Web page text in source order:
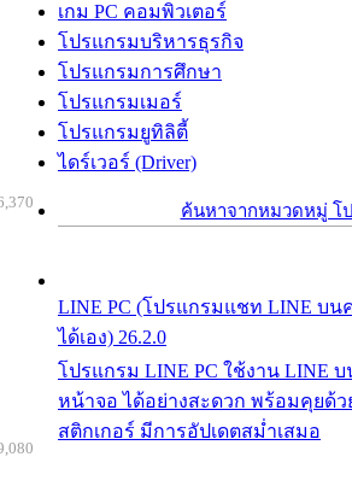
เกม PC คอมพิวเตอร์
โปรแกรมบริหารธุรกิจ
โปรแกรมการศึกษา
โปรแกรมเมอร์
โปรแกรมยูทิลิตี้
ไดร์เวอร์ (Driver)
ค้นหาจากหมวดหมู่ โ
LINE PC (โปรแกรมแชท LINE บน
ได้เอง) 26.2.0
โปรแกรม LINE PC ใช้งาน LINE
หน้าจอ ได้อย่างสะดวก พร้อมคุยด้ว
สติกเกอร์ มีการอัปเดตสม่ำเสมอ